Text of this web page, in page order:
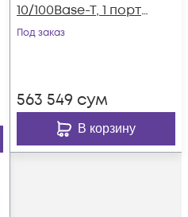
10/100Base-T, 1 порт
POTS, WiFi, USB
Под заказ
563 549 сум
В корзину